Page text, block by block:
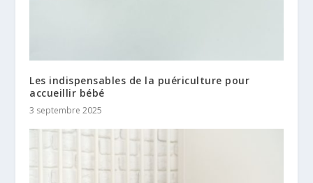
Les indispensables de la puériculture pour
accueillir bébé
3 septembre 2025